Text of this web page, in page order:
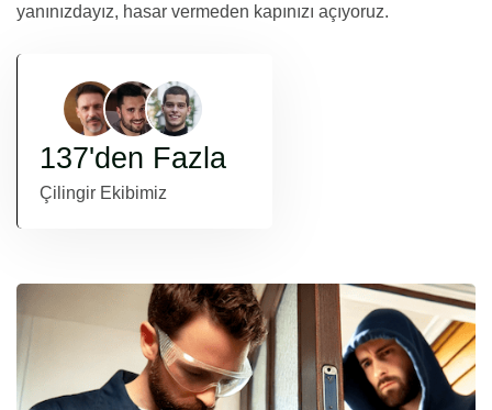
yanınızdayız, hasar vermeden kapınızı açıyoruz.
137'den Fazla
Çilingir Ekibimiz